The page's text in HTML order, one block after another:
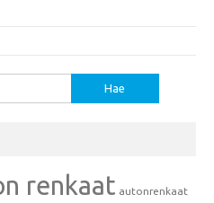
renkaat autonrenkaat